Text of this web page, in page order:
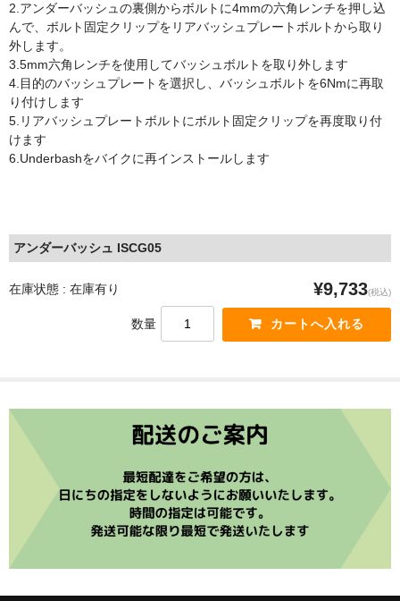
Sinter
Frazen
Intend BC
5DEV
MAGURA
Outlier
VISION
PRO
2.アンダーバッシュの裏側からボルトに4mmの六角レンチを押し込
んで、ボルト固定クリップをリアバッシュプレートボルトから取り
外します。
3.5mm六角レンチを使用してバッシュボルトを取り外します
4.目的のバッシュプレートを選択し、バッシュボルトを6Nmに再取
り付けします
5.リアバッシュプレートボルトにボルト固定クリップを再度取り付
けます
6.Underbashをバイクに再インストールします
アンダーバッシュ ISCG05
在庫状態 : 在庫有り ¥9,733(税込)
数量